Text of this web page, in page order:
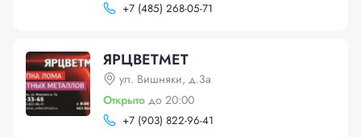
+7 (485) 268-05-71
ЯРЦВЕТМЕТ
ул. Вишняки, д.3а
Открыто до 20:00
+7 (903) 822-96-41